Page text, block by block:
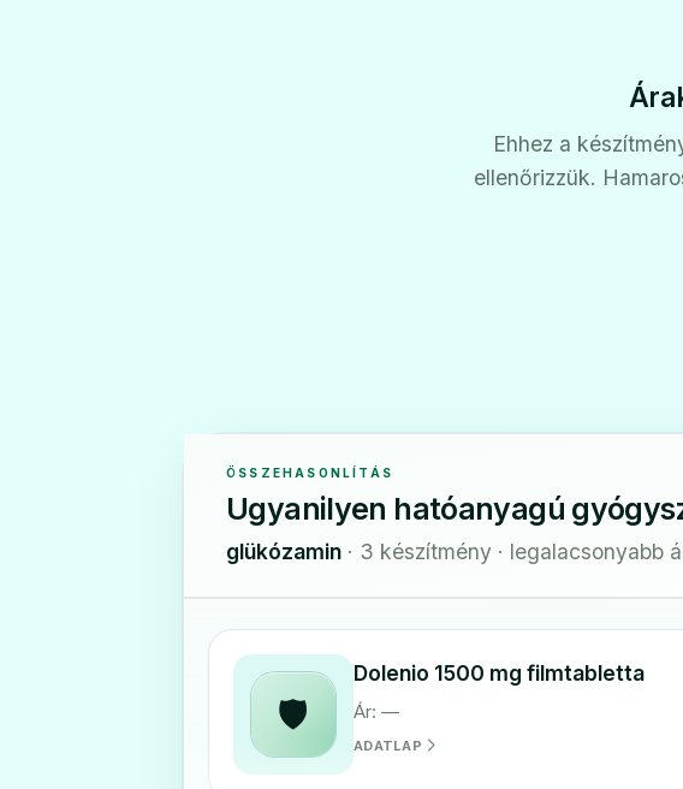
Ehhez a
ellenőrizzük.
ÖSSZEHASONLÍTÁS
Ugyanilyen hatóanyagú
glükózamin · 3 készítmény · legalacsonyabb
🛡️
Dolenio 1500 mg filmtabletta
Ár: —
ADATLAP